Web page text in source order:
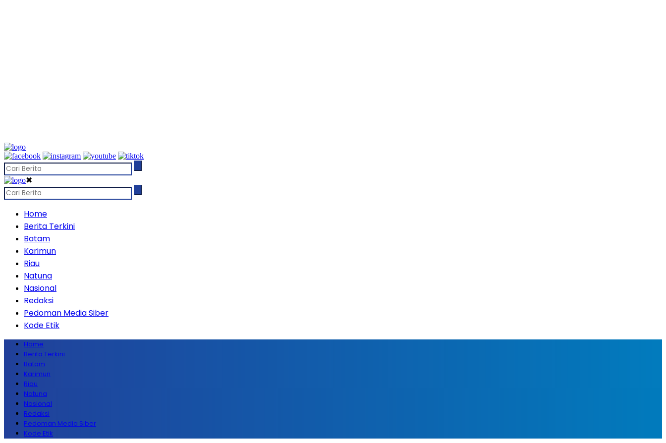
✖
Home
Berita Terkini
Batam
Karimun
Riau
Natuna
Nasional
Redaksi
Pedoman Media Siber
Kode Etik
Home
Berita Terkini
Batam
Karimun
Riau
Natuna
Nasional
Redaksi
Pedoman Media Siber
Kode Etik